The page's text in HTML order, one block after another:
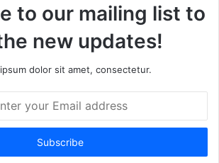
to our mailing list to
new updates!
dolor sit amet, consectetur.